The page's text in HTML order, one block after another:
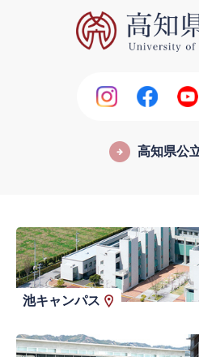
高知県公
池キャンパス